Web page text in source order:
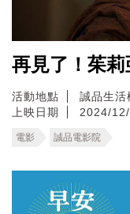
再見了！茱莉
活動地點
誠品生活
上映日期
2024/
電影 誠品電影院